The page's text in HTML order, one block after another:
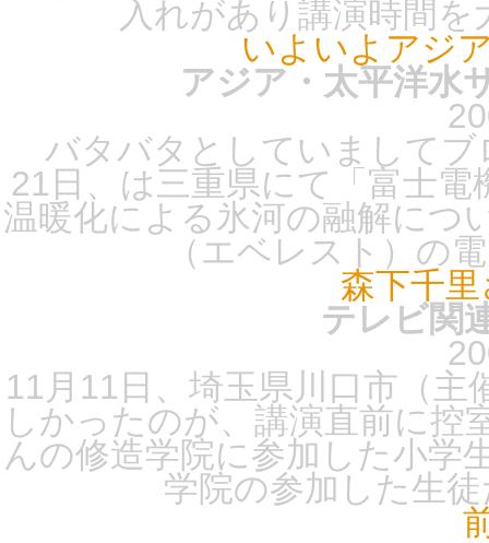
入れがあり講演時間
いよいよアジ
アジア・太平洋水
バタバタとしていましてブ
21日、は三重県にて「富士
温暖化による氷河の融解につ
（エベレスト）の
森下千
テレビ関
11月11日、埼玉県川口市（主
しかったのが、講演直前に控
んの修造学院に参加した小学
学院の参加した生